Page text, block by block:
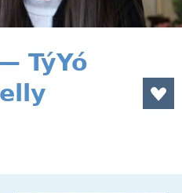
TýYó